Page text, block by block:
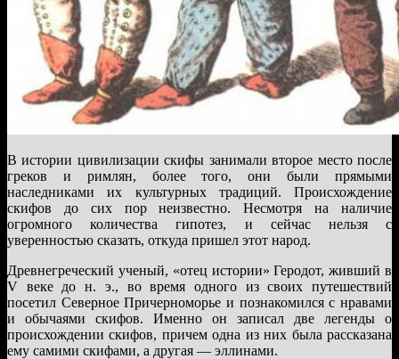
В истории цивилизации скифы занимали второе место после
греков и римлян, более того, они были прямыми
наследниками их культурных традиций. Происхождение
скифов до сих пор неизвестно. Несмотря на наличие
огромного количества гипотез, и сейчас нельзя с
уверенностью сказать, откуда пришел этот народ.
Древнегреческий ученый, «отец истории» Геродот, живший в
V веке до н. э., во время одного из своих путешествий
посетил Северное Причерноморье и познакомился с нравами
и обычаями скифов. Именно он записал две легенды о
происхождении скифов, причем одна из них была рассказана
ему самими скифами, а другая — эллинами.